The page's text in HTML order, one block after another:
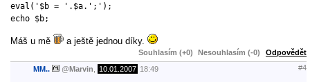
eval('$b = '.$a.';');
echo $b;
Máš u mě a ještě jednou díky.
Souhlasím (+0) Nesouhlasím (-0) Odpovědět
MM.. @Marvin 10.01.2007 18:49 #4